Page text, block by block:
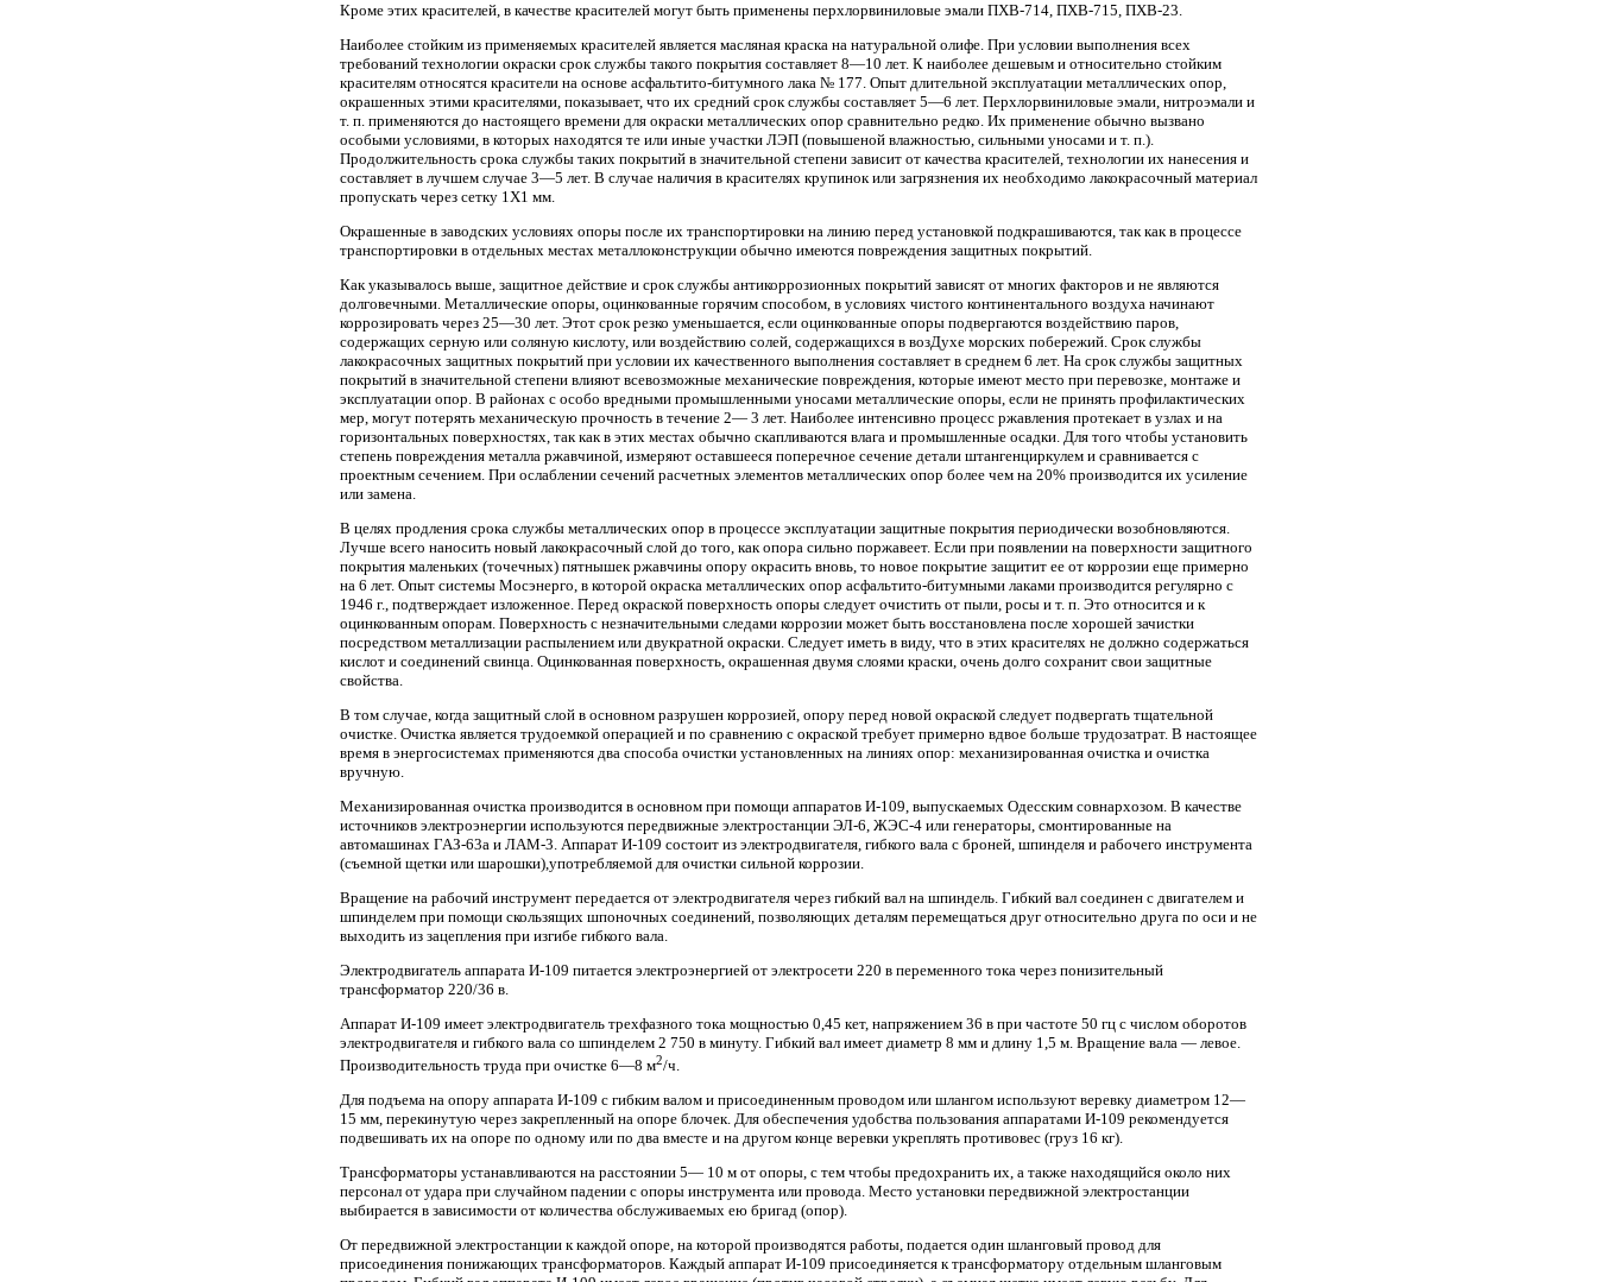
Кроме этих красителей, в качестве красителей могут быть применены перхлорвиниловые эмали ПХВ-714, ПХВ-715, ПХВ-23.
Наиболее стойким из применяемых красителей является масляная краска на натуральной олифе. При условии выполнения всех
требований технологии окраски срок службы такого покрытия составляет 8—10 лет. К наиболее дешевым и относительно стойким
красителям относятся красители на основе асфальтито-битумного лака № 177. Опыт длительной эксплуатации металлических опор,
окрашенных этими красителями, показывает, что их средний срок службы составляет 5—6 лет. Перхлорвиниловые эмали, нитроэмали и
т. п. применяются до настоящего времени для окраски металлических опор сравнительно редко. Их применение обычно вызвано
особыми условиями, в которых находятся те или иные участки ЛЭП (повышеной влажностью, сильными уносами и т. п.).
Продолжительность срока службы таких покрытий в значительной степени зависит от качества красителей, технологии их нанесения и
составляет в лучшем случае 3—5 лет. В случае наличия в красителях крупинок или загрязнения их необходимо лакокрасочный материал
пропускать через сетку 1X1 мм.
Окрашенные в заводских условиях опоры после их транспортировки на линию перед установкой подкрашиваются, так как в процессе
транспортировки в отдельных местах металлоконструкции обычно имеются повреждения защитных покрытий.
Как указывалось выше, защитное действие и срок службы антикоррозионных покрытий зависят от многих факторов и не являются
долговечными. Металлические опоры, оцинкованные горячим способом, в условиях чистого континентального воздуха начинают
коррозировать через 25—30 лет. Этот срок резко уменьшается, если оцинкованные опоры подвергаются воздействию паров,
содержащих серную или соляную кислоту, или воздействию солей, содержащихся в возДухе морских побережий. Срок службы
лакокрасочных защитных покрытий при условии их качественного выполнения составляет в среднем 6 лет. На срок службы защитных
покрытий в значительной степени влияют всевозможные механические повреждения, которые имеют место при перевозке, монтаже и
эксплуатации опор. В районах с особо вредными промышленными уносами металлические опоры, если не принять профилактических
мер, могут потерять механическую прочность в течение 2— 3 лет. Наиболее интенсивно процесс ржавления протекает в узлах и на
горизонтальных поверхностях, так как в этих местах обычно скапливаются влага и промышленные осадки. Для того чтобы установить
степень повреждения металла ржавчиной, измеряют оставшееся поперечное сечение детали штангенциркулем и сравнивается с
проектным сечением. При ослаблении сечений расчетных элементов металлических опор более чем на 20% производится их усиление
или замена.
В целях продления срока службы металлических опор в процессе эксплуатации защитные покрытия периодически возобновляются.
Лучше всего наносить новый лакокрасочный слой до того, как опора сильно поржавеет. Если при появлении на поверхности защитного
покрытия маленьких (точечных) пятнышек ржавчины опору окрасить вновь, то новое покрытие защитит ее от коррозии еще примерно
на 6 лет. Опыт системы Мосэнерго, в которой окраска металлических опор асфальтито-битумными лаками производится регулярно с
1946 г., подтверждает изложенное. Перед окраской поверхность опоры следует очистить от пыли, росы и т. п. Это относится и к
оцинкованным опорам. Поверхность с незначительными следами коррозии может быть восстановлена после хорошей зачистки
посредством металлизации распылением или двукратной окраски. Следует иметь в виду, что в этих красителях не должно содержаться
кислот и соединений свинца. Оцинкованная поверхность, окрашенная двумя слоями краски, очень долго сохранит свои защитные
свойства.
В том случае, когда защитный слой в основном разрушен коррозией, опору перед новой окраской следует подвергать тщательной
очистке. Очистка является трудоемкой операцией и по сравнению с окраской требует примерно вдвое больше трудозатрат. В настоящее
время в энергосистемах применяются два способа очистки установленных на линиях опор: механизированная очистка и очистка
вручную.
Механизированная очистка производится в основном при помощи аппаратов И-109, выпускаемых Одесским совнархозом. В качестве
источников электроэнергии используются передвижные электростанции ЭЛ-6, ЖЭС-4 или генераторы, смонтированные на
автомашинах ГАЗ-63а и ЛАМ-3. Аппарат И-109 состоит из электродвигателя, гибкого вала с броней, шпинделя и рабочего инструмента
(съемной щетки или шарошки),употребляемой для очистки сильной коррозии.
Вращение на рабочий инструмент передается от электродвигателя через гибкий вал на шпиндель. Гибкий вал соединен с двигателем и
шпинделем при помощи скользящих шпоночных соединений, позволяющих деталям перемещаться друг относительно друга по оси и не
выходить из зацепления при изгибе гибкого вала.
Электродвигатель аппарата И-109 питается электроэнергией от электросети 220 в переменного тока через понизительный
трансформатор 220/36 в.
Аппарат И-109 имеет электродвигатель трехфазного тока мощностью 0,45 кет, напряжением 36 в при частоте 50 гц с числом оборотов
электродвигателя и гибкого вала со шпинделем 2 750 в минуту. Гибкий вал имеет диаметр 8 мм и длину 1,5 м. Вращение вала — левое.
Производительность труда при очистке 6—8 м2/ч.
Для подъема на опору аппарата И-109 с гибким валом и присоединенным проводом или шлангом используют веревку диаметром 12—
15 мм, перекинутую через закрепленный на опоре блочек. Для обеспечения удобства пользования аппаратами И-109 рекомендуется
подвешивать их на опоре по одному или по два вместе и на другом конце веревки укреплять противовес (груз 16 кг).
Трансформаторы устанавливаются на расстоянии 5— 10 м от опоры, с тем чтобы предохранить их, а также находящийся около них
персонал от удара при случайном падении с опоры инструмента или провода. Место установки передвижной электростанции
выбирается в зависимости от количества обслуживаемых ею бригад (опор).
От передвижной электростанции к каждой опоре, на которой производятся работы, подается один шланговый провод для
присоединения понижающих трансформаторов. Каждый аппарат И-109 присоединяется к трансформатору отдельным шланговым